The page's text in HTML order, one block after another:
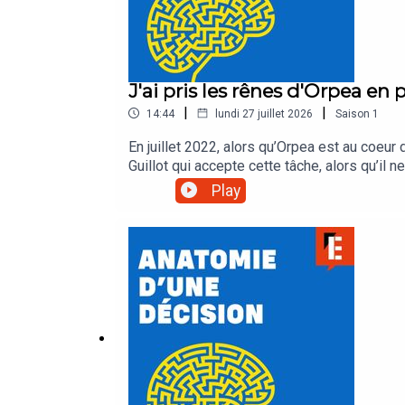
J'ai pris les rênes d'Orpea
14:44 | lundi 27 juillet 2026 | Saison 1
En juillet 2022, alors qu’Orpea est au
Guillot qui accepte cette tâche, alors qu’il
les équipes et les familles ? Dans ce
reporter spécialiste des questions
des conséquences dont on peut tirer des
: Présentation : Béatrice MathieuMontage
et habillage : Emmanuel Herschon /
acast.com/privacy pour plus d'informations.
Play